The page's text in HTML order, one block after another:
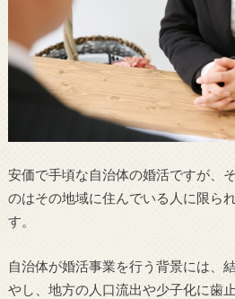
安価で手頃な自治体の婚活ですが、
のはその地域に住んでいる人に限ら
す。
自治体が婚活事業を行う背景には、
やし、地方の人口流出や少子化に歯